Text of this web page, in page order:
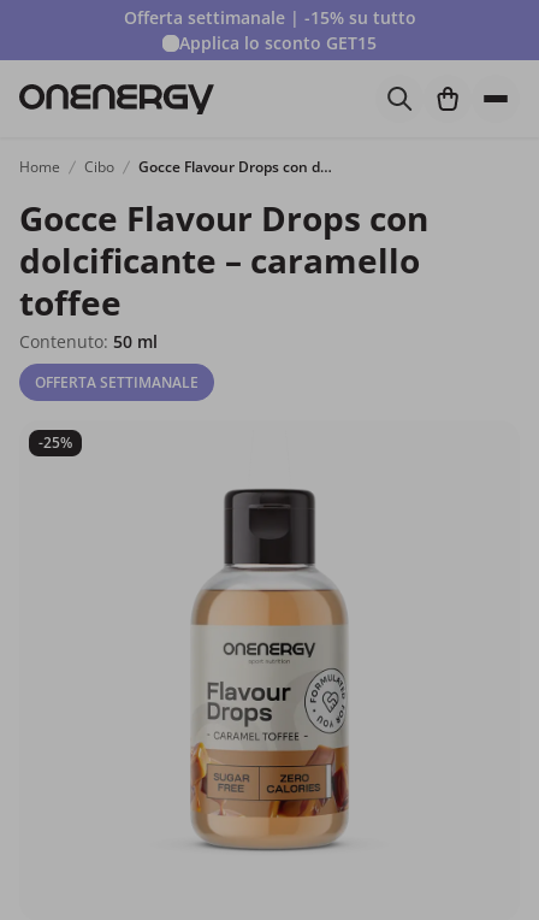
Offerta settimanale | -15% su tutto
Applica lo sconto GET15
Home Cibo Gocce Flavour Drops con dolcificante – caramello toffee
Gocce Flavour Drops con
dolcificante – caramello
toffee
Contenuto: 50 ml
OFFERTA SETTIMANALE
-25%